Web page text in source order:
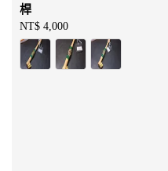
桿
Regular
price
NT$ 4,000